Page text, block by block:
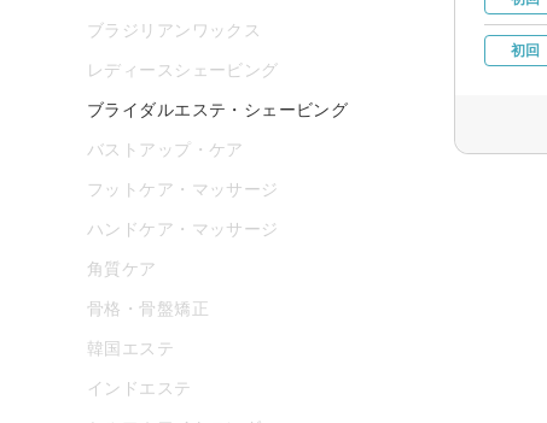
初回
ブラジリアンワックス
レディースシェービング
ブライダルエステ・シェービング
バストアップ・ケア
フットケア・マッサージ
ハンドケア・マッサージ
角質ケア
骨格・骨盤矯正
韓国エステ
インドエステ